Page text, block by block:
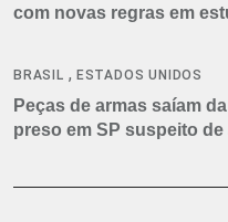
com novas regras em
BRASIL , ESTADOS UNIDOS
Peças de armas saíam
preso em SP suspeito